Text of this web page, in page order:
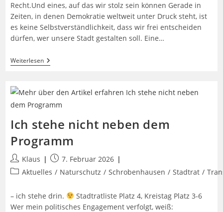
Recht.Und eines, auf das wir stolz sein können Gerade in
Zeiten, in denen Demokratie weltweit unter Druck steht, ist
es keine Selbstverständlichkeit, dass wir frei entscheiden
dürfen, wer unsere Stadt gestalten soll. Eine…
WeiterlesenDu
Hast
Schrobenhausen!
Ich stehe nicht neben dem
Programm
Beitrags-
Autor:
Klaus
Beitrag
veröffentlicht:
7. Februar 2026
Beitrags-
Aktuelles / Naturschutz / Schrobenhausen / Stadtrat /
– ich stehe drin.
Stadtratliste Platz 4, Kreistag Platz 3-6
Wer mein politisches Engagement verfolgt, weiß: